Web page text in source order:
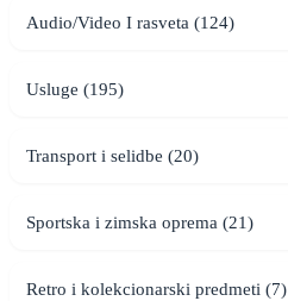
Audio/Video I rasveta (124)
Usluge (195)
Transport i selidbe (20)
Sportska i zimska oprema (21)
Retro i kolekcionarski predmeti (7)